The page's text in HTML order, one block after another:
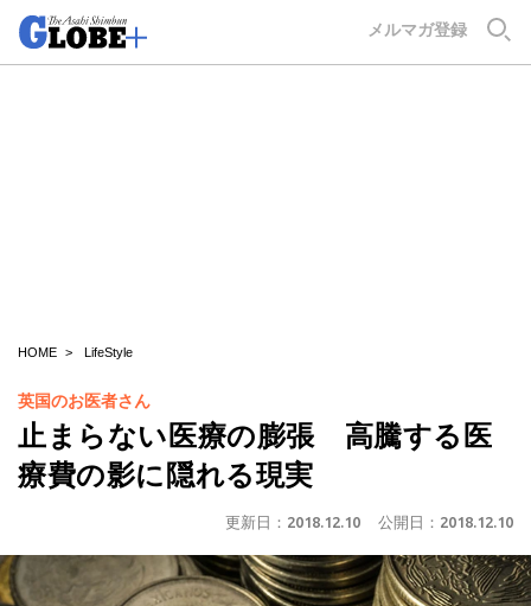
メルマガ登録
HOME LifeStyle
英国のお医者さん
止まらない医療の膨張 高騰する医
療費の影に隠れる現実
更新日： 2018.12.10 公開日： 2018.12.10